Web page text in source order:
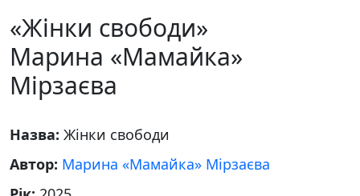
«Жінки свободи»
Марина «Мамайка»
Мірзаєва
Назва: Жінки свободи
Автор: Марина «Мамайка» Мірзаєва